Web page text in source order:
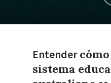
Entender
sistema